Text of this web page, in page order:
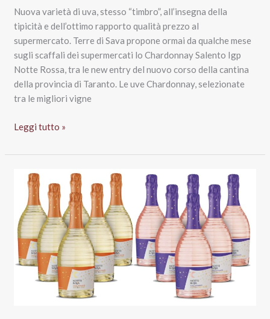
Nuova varietà di uva, stesso “timbro”, all’insegna della
tipicità e dell’ottimo rapporto qualità prezzo al
supermercato. Terre di Sava propone ormai da qualche mese
sugli scaffali dei supermercati lo Chardonnay Salento Igp
Notte Rossa, tra le new entry del nuovo corso della cantina
della provincia di Taranto. Le uve Chardonnay, selezionate
tra le migliori vigne
Chardonnay
Igp
Rossa,
Terre
di
Sava
Leggi tutto »